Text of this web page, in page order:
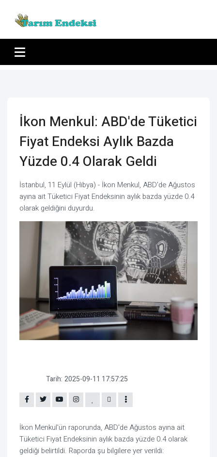
İkon Menkul: ABD'de Tüketici
Fiyat Endeksi Aylık Bazda
Yüzde 0.4 Olarak Geldi
İstanbul, 11 Eylül (Hibya) - İkon Menkul, ABD'de Ağustos
ayına ait Tüketici Fiyat Endeksinin aylık bazda yüzde 0.4
olarak geldiğini duyurdu.
Tarih: 2025-09-11 17:57:25
İkon Menkul'ün raporunda, ABD'de Ağustos ayına ait
Tüketici Fiyat Endeksinin aylık bazda yüzde 0.4 olarak
geldiği belirtildi. Raporda şu bilgilere yer verildi: